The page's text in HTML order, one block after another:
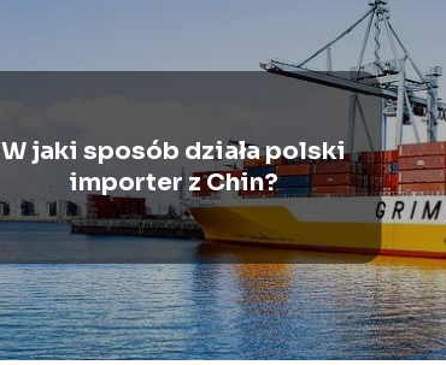
W jaki sposób działa polski
importer z Chin?